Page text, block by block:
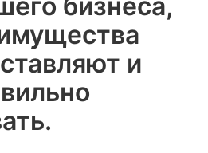
и